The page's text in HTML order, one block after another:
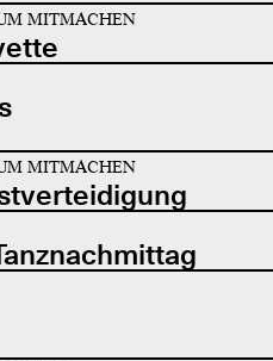
MITMACHEN
MITMACHEN